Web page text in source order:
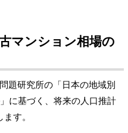
マンション相場の
題研究所の「日本の地域別
に基づく、将来の人口推計
す。